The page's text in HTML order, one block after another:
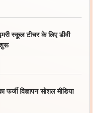
स्कूल टीचर के लिए डीवी
विज्ञापन सोशल मीडिया